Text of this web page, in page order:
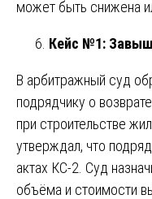
может быть снижена
Кейс №1:
В арбитражный суд
подрядчику о
при строительстве
утверждал, что
актах КС-2. Суд
объёма и стоимости